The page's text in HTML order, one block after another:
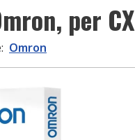
per CX
: Omron